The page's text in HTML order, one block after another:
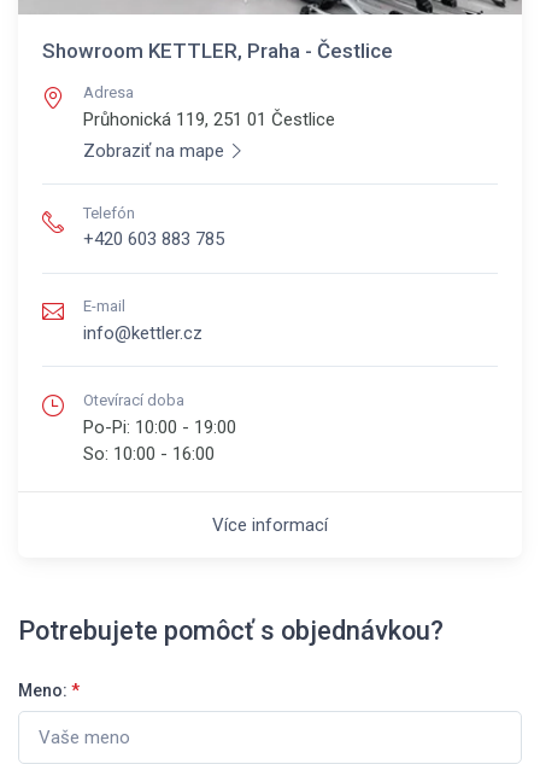
Showroom KETTLER, Praha - Čestlice
Adresa
Průhonická 119, 251 01 Čestlice
Zobraziť na mape
Telefón
+420 603 883 785
E-mail
info@kettler.cz
Otevírací doba
Po-Pi: 10:00 - 19:00
So: 10:00 - 16:00
Více informací
Potrebujete pomôcť s objednávkou?
Meno: *